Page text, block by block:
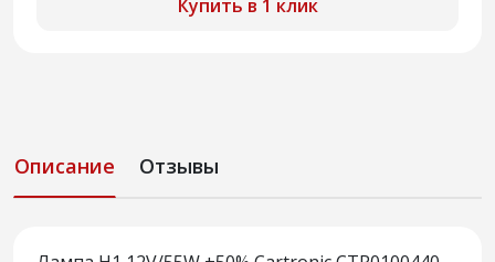
Купить в 1 клик
Описание Отзывы